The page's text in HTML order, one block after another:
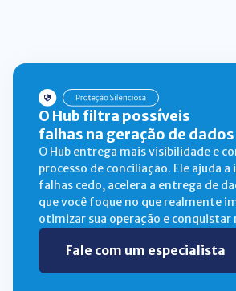
O Hub filtra possíveis
falhas na geração de dados
O Hub entrega mais visibilidade e
processo de conciliação. Ele ajuda
falhas cedo, acelera a entrega de
que você foque no que realmente
otimizar sua operação e conquistar
Fale com um especialista